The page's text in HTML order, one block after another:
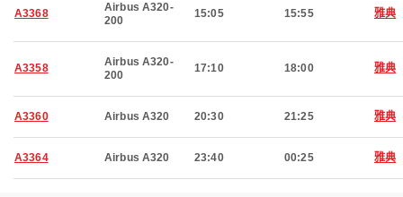
A3368
Airbus A320-
200
15:05 15:55 雅典
A3358
Airbus A320-
200
17:10 18:00 雅典
A3360 Airbus A320 20:30 21:25 雅典
A3364 Airbus A320 23:40 00:25 雅典